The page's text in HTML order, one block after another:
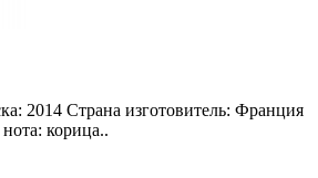
2014 Страна изготовитель: Франция
корица..